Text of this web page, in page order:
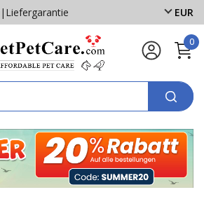
| Liefergarantie EUR
0